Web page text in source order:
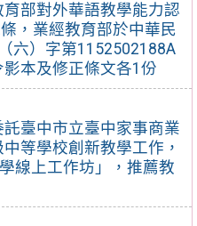
部對外華語教學能力認
，業經教育部於中華民
六）字第1152502188A
本及修正條文各1份
臺中市立臺中家事商業
等學校創新教學工作，
線上工作坊」，推薦教